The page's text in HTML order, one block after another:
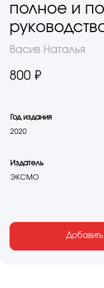
полное и
Васив Наталья
800 ₽
Год издания
2020
Издатель
ЭКСМО